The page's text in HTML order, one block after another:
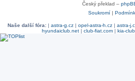
Český překlad –
Soukromí|
Naše další fóra: | astra-g.cz | opel-astra-h.cz | astra-
hyundaiclub.net| club-fiat.com| kia-